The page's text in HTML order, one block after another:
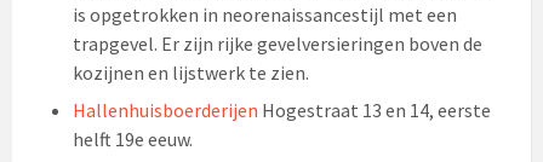
is opgetrokken in neorenaissancestijl met een
trapgevel. Er zijn rijke gevelversieringen boven de
kozijnen en lijstwerk te zien.
Hallenhuisboerderijen Hogestraat 13 en 14, eerste
helft 19e eeuw.